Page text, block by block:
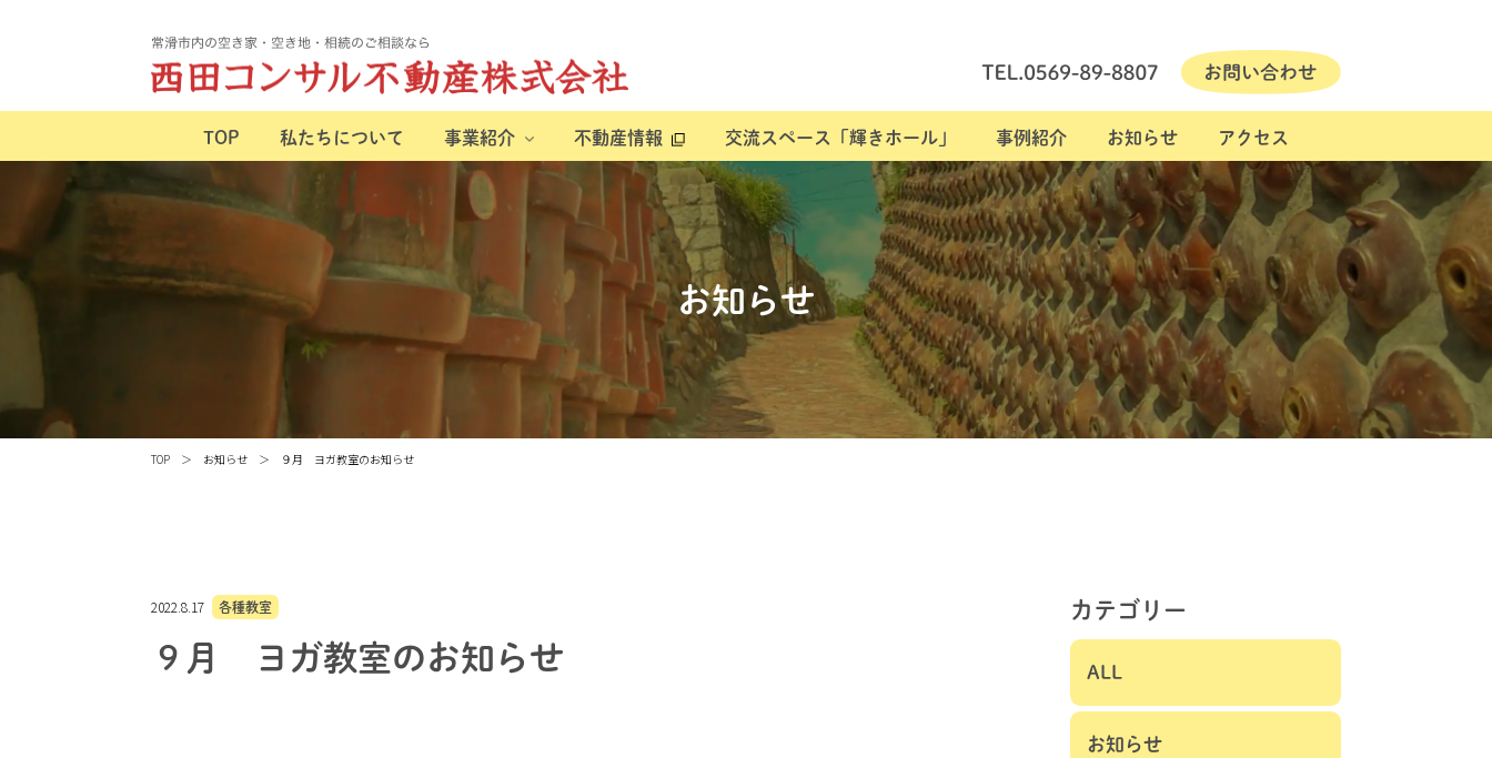
TOP 私たちについて 事業紹介 不動産情報 交流スペース「輝きホール」 事例紹介 お知らせ アクセス
お知らせ
TOP お知らせ ９月 ヨガ教室のお知らせ
2022.8.17 各種教室
９月 ヨガ教室のお知らせ
カテゴリー
ALL
お知らせ